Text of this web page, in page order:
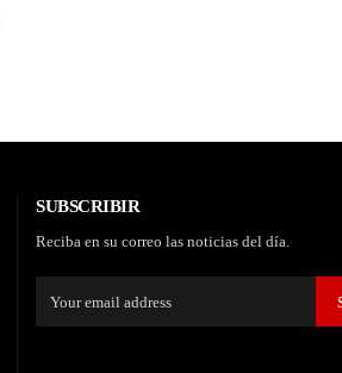
SUBSCRIBIR
Reciba en su correo las noticias del día.